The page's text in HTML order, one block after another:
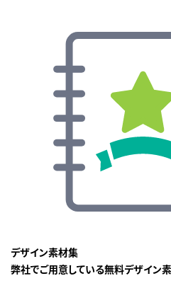
デザイン素材集
弊社でご用意している無料デザイン